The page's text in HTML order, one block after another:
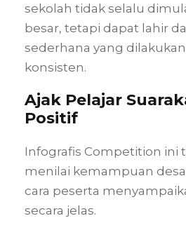
sekolah tidak selalu
besar, tetapi dapat lahir
sederhana yang dilakukan
konsisten.
Ajak Pelajar
Positif
Infografis Competition ini
menilai kemampuan
cara peserta
secara jelas.